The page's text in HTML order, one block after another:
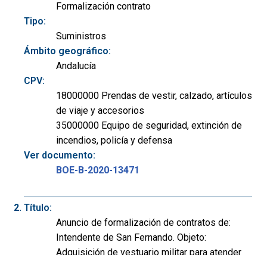
Formalización contrato
Tipo:
Suministros
Ámbito geográfico:
Andalucía
CPV:
18000000 Prendas de vestir, calzado, artículos
de viaje y accesorios
35000000 Equipo de seguridad, extinción de
incendios, policía y defensa
Ver documento:
BOE-B-2020-13471
Título:
Anuncio de formalización de contratos de:
Intendente de San Fernando. Objeto:
Adquisición de vestuario militar para atender